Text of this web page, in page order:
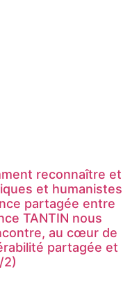
reconnaître et
et humanistes
partagée entre
TANTIN nous
au cœur de
partagée et
2)